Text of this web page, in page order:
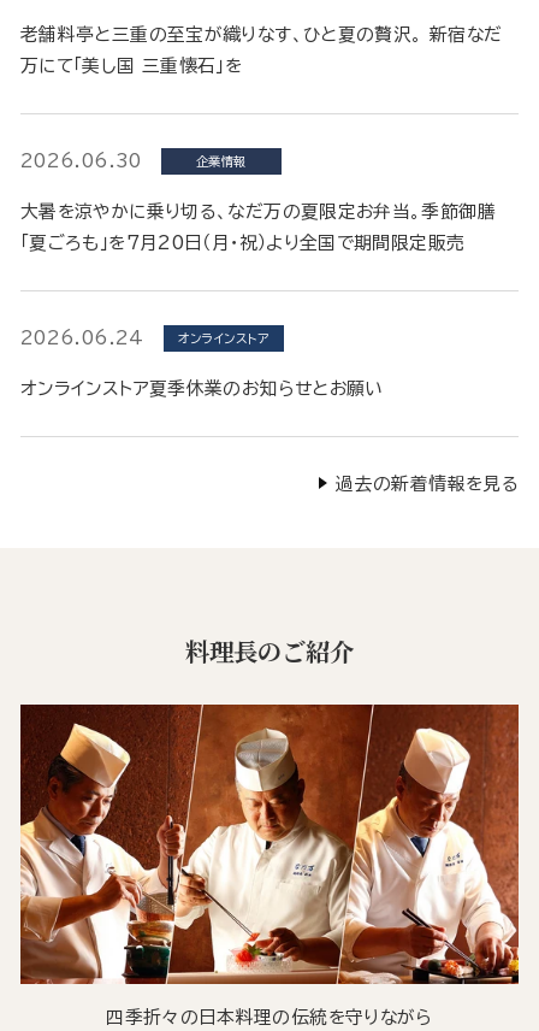
老舗料亭と三重の至宝が織りなす、ひと夏の贅沢。 新宿なだ
万にて「美し国 三重懐石」を
2026.06.30 企業情報
大暑を涼やかに乗り切る、なだ万の夏限定お弁当。季節御膳
「夏ごろも」を7月20日（月・祝）より全国で期間限定販売
2026.06.24 オンラインストア
オンラインストア夏季休業のお知らせとお願い
過去の新着情報を見る
料理長のご紹介
四季折々の日本料理の伝統を守りながら